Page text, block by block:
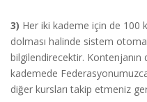
3) Her iki kademe için de 100
dolması halinde sistem
bilgilendirecektir. Kontenjanın
kademede
diğer kursları takip etmeniz